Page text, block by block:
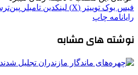
فیس بوک توییتر (X) لینکدین ‫تامبلر
رایانامه چاپ
نوشته های مشابه